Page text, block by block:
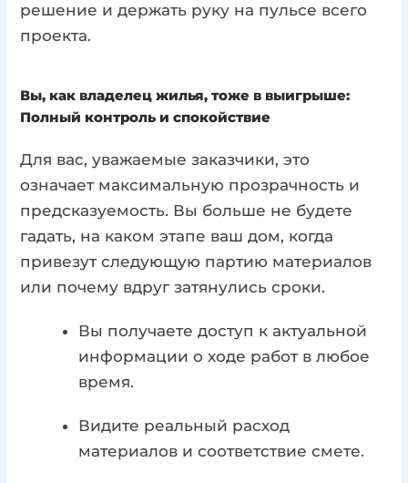
решение и держать руку на пульсе всего
проекта.
Вы, как владелец жилья, тоже в выигрыше:
Полный контроль и спокойствие
Для вас, уважаемые заказчики, это
означает максимальную прозрачность и
предсказуемость. Вы больше не будете
гадать, на каком этапе ваш дом, когда
привезут следующую партию материалов
или почему вдруг затянулись сроки.
Вы получаете доступ к актуальной
информации о ходе работ в любое
время.
Видите реальный расход
материалов и соответствие смете.